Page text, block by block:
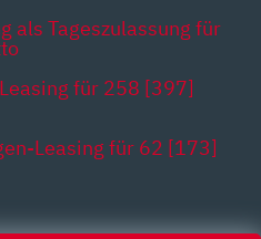
als Tageszulassung für
für 258 [397]
Leasing für 62 [173]